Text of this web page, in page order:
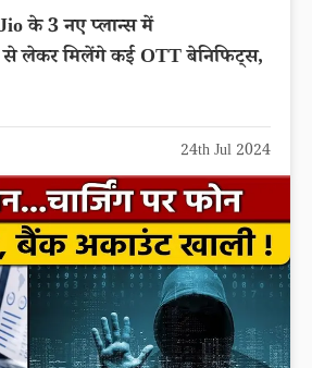
के 3 नए प्लान्स में
लेकर मिलेंगे कई OTT बेनिफिट्स,
24th Jul 2024